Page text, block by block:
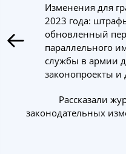
Изменения для
2023 года:
обновленный
параллельного
службы в армии
законопроекты и
Рассказали
законодательных